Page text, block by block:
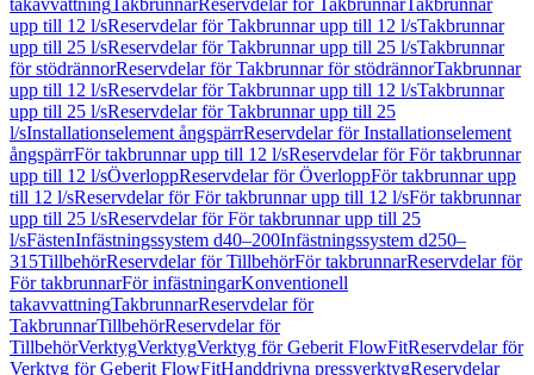
takavvattningTakbrunnarReservdelar för TakbrunnarTakbrunnar
upp till 12 l/sReservdelar för Takbrunnar upp till 12 l/sTakbrunnar
upp till 25 l/sReservdelar för Takbrunnar upp till 25 l/sTakbrunnar
för stödrännorReservdelar för Takbrunnar för stödrännorTakbrunnar
upp till 12 l/sReservdelar för Takbrunnar upp till 12 l/sTakbrunnar
upp till 25 l/sReservdelar för Takbrunnar upp till 25
l/sInstallationselement ångspärrReservdelar för Installationselement
ångspärrFör takbrunnar upp till 12 l/sReservdelar för För takbrunnar
upp till 12 l/sÖverloppReservdelar för ÖverloppFör takbrunnar upp
till 12 l/sReservdelar för För takbrunnar upp till 12 l/sFör takbrunnar
upp till 25 l/sReservdelar för För takbrunnar upp till 25
l/sFästenInfästningssystem d40–200Infästningssystem d250–
315TillbehörReservdelar för TillbehörFör takbrunnarReservdelar för
För takbrunnarFör infästningarKonventionell
takavvattningTakbrunnarReservdelar för
TakbrunnarTillbehörReservdelar för
TillbehörVerktygVerktygVerktyg för Geberit FlowFitReservdelar för
Verktyg för Geberit FlowFitHanddrivna pressverktygReservdelar